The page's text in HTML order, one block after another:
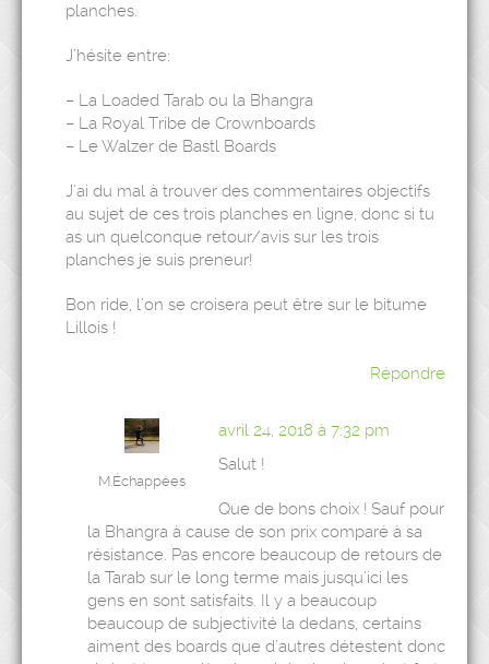
planches.
J’hésite entre:
– La Loaded Tarab ou la Bhangra
– La Royal Tribe de Crownboards
– Le Walzer de Bastl Boards
J’ai du mal à trouver des commentaires objectifs
au sujet de ces trois planches en ligne, donc si tu
as un quelconque retour/avis sur les trois
planches je suis preneur!
Bon ride, l’on se croisera peut être sur le bitume
Lillois !
Répondre
M.Échappées
avril 24, 2018 à 7:32 pm
Salut !
Que de bons choix ! Sauf pour
la Bhangra à cause de son prix comparé à sa
résistance. Pas encore beaucoup de retours de
la Tarab sur le long terme mais jusqu’ici les
gens en sont satisfaits. Il y a beaucoup
beaucoup de subjectivité la dedans, certains
aiment des boards que d’autres détestent donc